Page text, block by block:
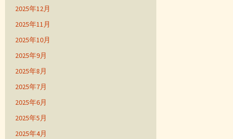
2025年12月
2025年11月
2025年10月
2025年9月
2025年8月
2025年7月
2025年6月
2025年5月
2025年4月